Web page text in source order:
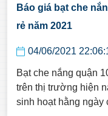
Báo giá bạt che
rẻ năm 2021
04/06/2021
Bạt che nắng quận
trên thị trường hiện
sinh hoạt hằng ngày